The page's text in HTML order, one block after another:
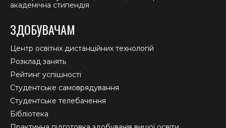
академічна стипендія
ЗДОБУВАЧАМ
Центр освітніх дистанційних технологій
Розклад занять
Рейтинг успішності
Студентське самоврядування
Студентське телебачення
Бібліотека